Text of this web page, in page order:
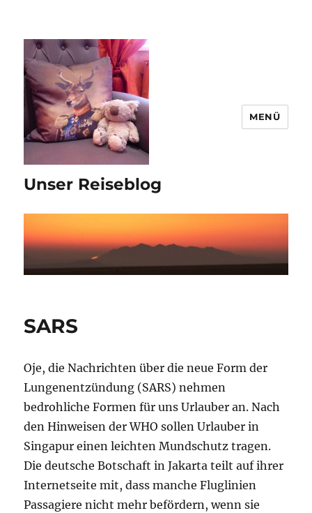
Unser Reiseblog
MENÜ
SARS
Oje, die Nachrichten über die neue Form der
Lungenentzündung (SARS) nehmen
bedrohliche Formen für uns Urlauber an. Nach
den Hinweisen der WHO sollen Urlauber in
Singapur einen leichten Mundschutz tragen.
Die deutsche Botschaft in Jakarta teilt auf ihrer
Internetseite mit, dass manche Fluglinien
Passagiere nicht mehr befördern, wenn sie